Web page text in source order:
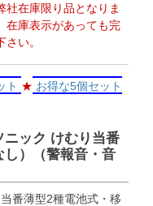
社在庫限り品となりま
在庫表示があっても完
い。
ト ★ お得な5個セット
ニック けむり当番
し）（警報音・音
番薄型2種電池式・移